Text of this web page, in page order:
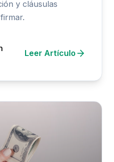
y cláusulas
Leer Artículo